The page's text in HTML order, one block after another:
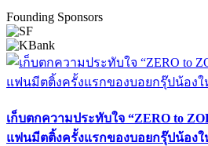
Founding Sponsors
เก็บตกความประทับใจ “ZERO to
แฟนมีตติ้งครั้งแรกของบอยกรุ๊ปน้อง